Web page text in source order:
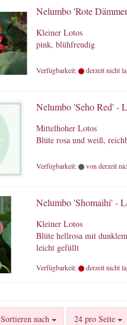
Nelumbo 'Rote
Kleiner Lotos
pink, blühfreudig
Verfügbarkeit: derzeit nicht
Nelumbo 'Seho Red' -
Mittelhoher Lotos
Blüte rosa und weiß,
Verfügbarkeit: von derzeit
Nelumbo 'Shomaihi' -
Kleiner Lotos
Blüte hellrosa mit
leicht gefüllt
Verfügbarkeit: derzeit nicht
Sortieren nach
Sortieren nach 24 pro Seite
pro Seite